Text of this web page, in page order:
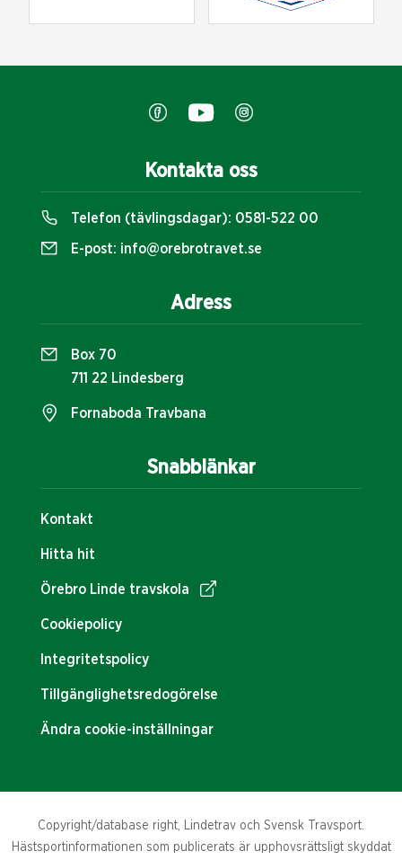
Snabblänkar
Kontakt
Hitta hit
Örebro Linde travskola
Cookiepolicy
Integritetspolicy
Tillgänglighetsredogörelse
Ändra cookie-inställningar
Kontakta oss
Telefon (tävlingsdagar): 0581-522 00
E-post: info@orebrotravet.se
Adress
Box 70
711 22 Lindesberg
Fornaboda Travbana
Copyright/database right, Lindetrav och Svensk Travsport.
Hästsportinformationen som publicerats är upphovsrättsligt skyddat